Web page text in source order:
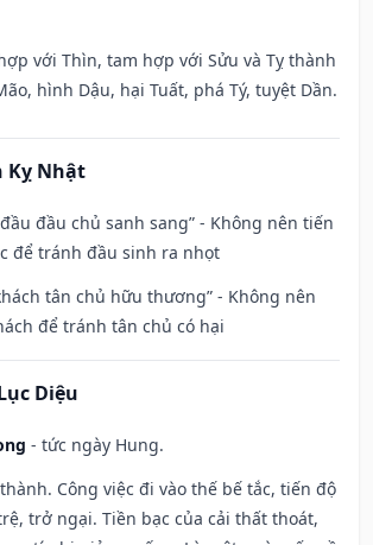
với Thìn, tam hợp với Sửu và Tỵ thành
hình Dậu, hại Tuất, phá Tý, tuyệt Dần.
Kỵ Nhật
đầu chủ sanh sang” - Không nên tiến
để tránh đầu sinh ra nhọt
tân chủ hữu thương” - Không nên
để tránh tân chủ có hại
Diệu
- tức ngày Hung.
Công việc đi vào thế bế tắc, tiến độ
trở ngại. Tiền bạc của cải thất thoát,